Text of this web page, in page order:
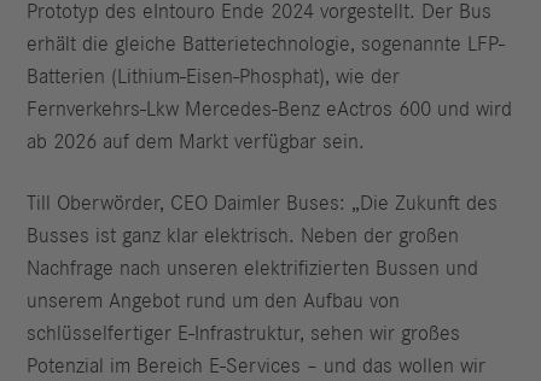
Prototyp des eIntouro Ende 2024 vorgestellt. Der Bus
erhält die gleiche Batterietechnologie, sogenannte LFP-
Batterien (Lithium-Eisen-Phosphat), wie der
Fernverkehrs-Lkw Mercedes-Benz eActros 600 und wird
ab 2026 auf dem Markt verfügbar sein.
Till Oberwörder, CEO Daimler Buses: „Die Zukunft des
Busses ist ganz klar elektrisch. Neben der großen
Nachfrage nach unseren elektrifizierten Bussen und
unserem Angebot rund um den Aufbau von
schlüsselfertiger E-Infrastruktur, sehen wir großes
Potenzial im Bereich E‑Services – und das wollen wir